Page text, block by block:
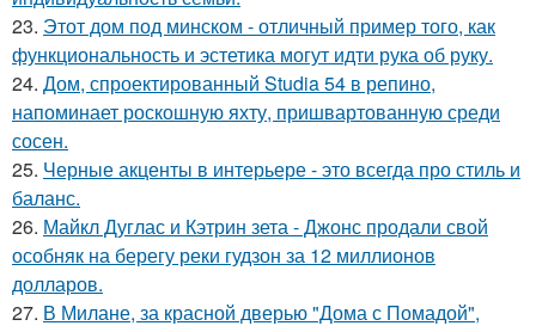
23. Этот дом под минском - отличный пример того, как
функциональность и эстетика могут идти рука об руку.
24. Дом, спроектированный Studia 54 в репино,
напоминает роскошную яхту, пришвартованную среди
сосен.
25. Черные акценты в интерьере - это всегда про стиль и
баланс.
26. Майкл Дуглас и Кэтрин зета - Джонс продали свой
особняк на берегу реки гудзон за 12 миллионов
долларов.
27. В Милане, за красной дверью "Дома с Помадой",